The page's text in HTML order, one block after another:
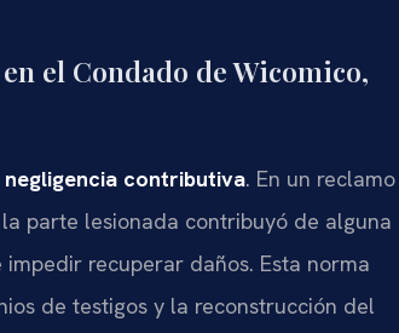
el Condado de Wicomico,
negligencia contributiva. En un reclamo
parte lesionada contribuyó de alguna
recuperar daños. Esta norma
de testigos y la reconstrucción del